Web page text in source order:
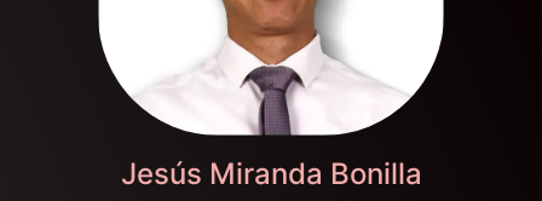
Jesús Miranda Bonilla